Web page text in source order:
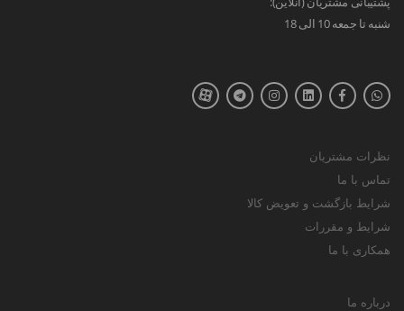
شنبه تا جمعه 10 الی 18
نظرات مشتریان
تماس با ما
شرایط بازگشت و تعویض کالا
شرایط و مقررات
همکاری با ما
درباره ما